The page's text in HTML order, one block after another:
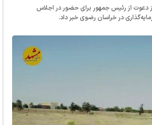
دعوت از رئیس جمهور برای حضور در اجلاس
در خراسان رضوی خبر داد.